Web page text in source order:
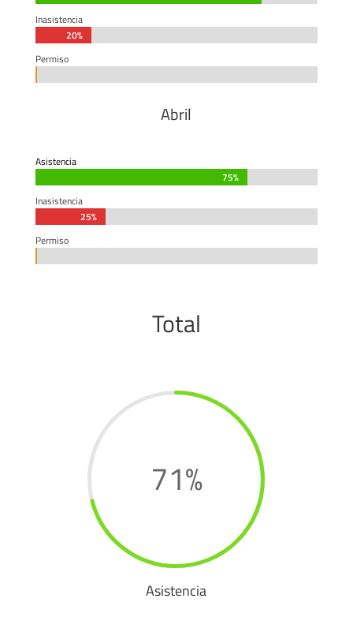
Inasistencia
20%
20%
Permiso
Abril
Asistencia
75%
75%
Inasistencia
25%
25%
Permiso
Total
71%
Asistencia